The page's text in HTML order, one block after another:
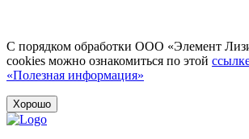
С порядком обработки ООО «Элемент
cookies можно ознакомиться по этой
«Полезная информация»
Хорошо